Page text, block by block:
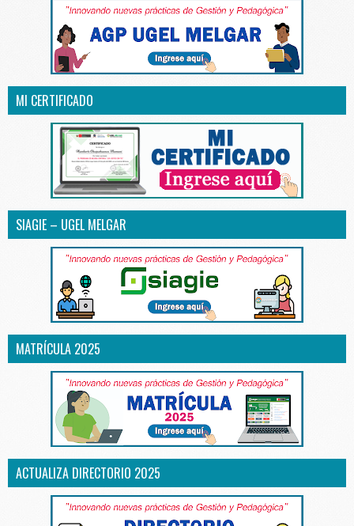
MI CERTIFICADO
SIAGIE – UGEL MELGAR
MATRÍCULA 2025
ACTUALIZA DIRECTORIO 2025